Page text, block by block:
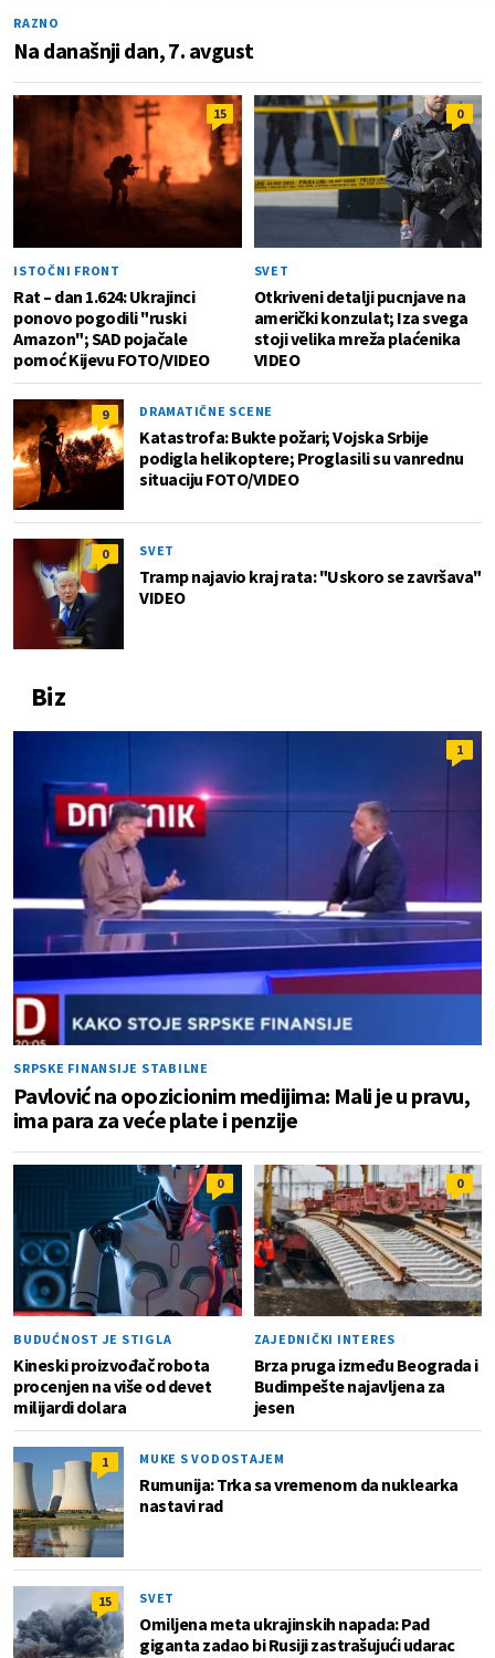
RAZNO
Na današnji dan, 7. avgust
15
ISTOČNI FRONT
Rat – dan 1.624: Ukrajinci
ponovo pogodili "ruski
Amazon"; SAD pojačale
pomoć Kijevu FOTO/VIDEO
0
SVET
Otkriveni detalji pucnjave na
američki konzulat; Iza svega
stoji velika mreža plaćenika
VIDEO
9 DRAMATIČNE SCENE
Katastrofa: Bukte požari; Vojska Srbije
podigla helikoptere; Proglasili su vanrednu
situaciju FOTO/VIDEO
0 SVET
Tramp najavio kraj rata: "Uskoro se završava"
VIDEO
Biz
1
SRPSKE FINANSIJE STABILNE
Pavlović na opozicionim medijima: Mali je u pravu,
ima para za veće plate i penzije
0
BUDUĆNOST JE STIGLA
Kineski proizvođač robota
procenjen na više od devet
milijardi dolara
0
ZAJEDNIČKI INTERES
Brza pruga između Beograda i
Budimpešte najavljena za
jesen
1 MUKE S VODOSTAJEM
Rumunija: Trka sa vremenom da nuklearka
nastavi rad
15 SVET
Omiljena meta ukrajinskih napada: Pad
giganta zadao bi Rusiji zastrašujući udarac